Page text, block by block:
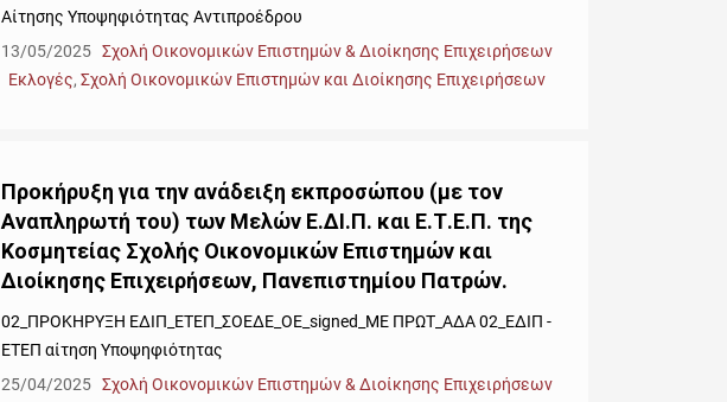
Αίτησης Υποψηφιότητας Αντιπροέδρου
13/05/2025 Σχολή Οικονομικών Επιστημών & Διοίκησης Επιχειρήσεων
Εκλογές, Σχολή Οικονομικών Επιστημών και Διοίκησης Επιχειρήσεων
Προκήρυξη για την ανάδειξη εκπροσώπου (με τον
Αναπληρωτή του) των Μελών Ε.ΔΙ.Π. και Ε.Τ.Ε.Π. της
Κοσμητείας Σχολής Οικονομικών Επιστημών και
Διοίκησης Επιχειρήσεων, Πανεπιστημίου Πατρών.
02_ΠΡΟΚΗΡΥΞΗ ΕΔΙΠ_ΕΤΕΠ_ΣΟΕΔΕ_ΟΕ_signed_ΜΕ ΠΡΩΤ_ΑΔΑ 02_ΕΔΙΠ -
ΕΤΕΠ αίτηση Υποψηφιότητας
25/04/2025 Σχολή Οικονομικών Επιστημών & Διοίκησης Επιχειρήσεων